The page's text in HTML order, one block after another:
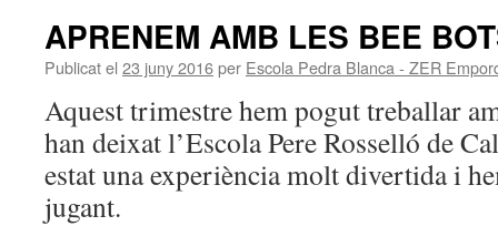
APRENEM AMB LES BEE
Publicat el 23 juny 2016per Escola Pedra Blanca - ZER
Aquest trimestre hem pogut treballar
han deixat l’Escola Pere Rosselló de
estat una experiència molt divertida i
jugant.